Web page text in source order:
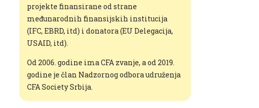
projekte finansirane od strane
međunarodnih finansijskih institucija
(IFC, EBRD, itd) i donatora (EU Delegacija,
USAID, itd).
Od 2006. godine ima CFA zvanje, a od 2019.
godine je član Nadzornog odbora udruženja
CFA Society Srbija.